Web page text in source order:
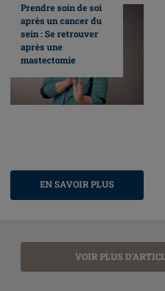
Prendre soin de soi
après un cancer du
sein : Se retrouver
après une
mastectomie
EN SAVOIR PLUS
VOIR PLUS